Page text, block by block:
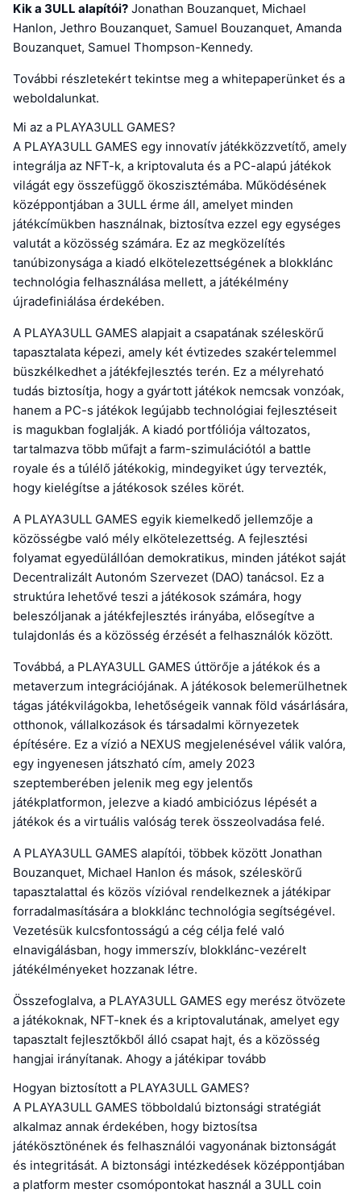
Kik a 3ULL alapítói? Jonathan Bouzanquet, Michael
Hanlon, Jethro Bouzanquet, Samuel Bouzanquet, Amanda
Bouzanquet, Samuel Thompson-Kennedy.
További részletekért tekintse meg a whitepaperünket és a
weboldalunkat.
Mi az a PLAYA3ULL GAMES?
A PLAYA3ULL GAMES egy innovatív játékközzvetítő, amely
integrálja az NFT-k, a kriptovaluta és a PC-alapú játékok
világát egy összefüggő ökoszisztémába. Működésének
középpontjában a 3ULL érme áll, amelyet minden
játékcímükben használnak, biztosítva ezzel egy egységes
valutát a közösség számára. Ez az megközelítés
tanúbizonysága a kiadó elkötelezettségének a blokklánc
technológia felhasználása mellett, a játékélmény
újradefiniálása érdekében.
A PLAYA3ULL GAMES alapjait a csapatának széleskörű
tapasztalata képezi, amely két évtizedes szakértelemmel
büszkélkedhet a játékfejlesztés terén. Ez a mélyreható
tudás biztosítja, hogy a gyártott játékok nemcsak vonzóak,
hanem a PC-s játékok legújabb technológiai fejlesztéseit
is magukban foglalják. A kiadó portfóliója változatos,
tartalmazva több műfajt a farm-szimulációtól a battle
royale és a túlélő játékokig, mindegyiket úgy tervezték,
hogy kielégítse a játékosok széles körét.
A PLAYA3ULL GAMES egyik kiemelkedő jellemzője a
közösségbe való mély elkötelezettség. A fejlesztési
folyamat egyedülállóan demokratikus, minden játékot saját
Decentralizált Autonóm Szervezet (DAO) tanácsol. Ez a
struktúra lehetővé teszi a játékosok számára, hogy
beleszóljanak a játékfejlesztés irányába, elősegítve a
tulajdonlás és a közösség érzését a felhasználók között.
Továbbá, a PLAYA3ULL GAMES úttörője a játékok és a
metaverzum integrációjának. A játékosok belemerülhetnek
tágas játékvilágokba, lehetőségeik vannak föld vásárlására,
otthonok, vállalkozások és társadalmi környezetek
építésére. Ez a vízió a NEXUS megjelenésével válik valóra,
egy ingyenesen játszható cím, amely 2023
szeptemberében jelenik meg egy jelentős
játékplatformon, jelezve a kiadó ambiciózus lépését a
játékok és a virtuális valóság terek összeolvadása felé.
A PLAYA3ULL GAMES alapítói, többek között Jonathan
Bouzanquet, Michael Hanlon és mások, széleskörű
tapasztalattal és közös vízióval rendelkeznek a játékipar
forradalmasítására a blokklánc technológia segítségével.
Vezetésük kulcsfontosságú a cég célja felé való
elnavigálásban, hogy immerszív, blokklánc-vezérelt
játékélményeket hozzanak létre.
Összefoglalva, a PLAYA3ULL GAMES egy merész ötvözete
a játékoknak, NFT-knek és a kriptovalutának, amelyet egy
tapasztalt fejlesztőkből álló csapat hajt, és a közösség
hangjai irányítanak. Ahogy a játékipar tovább
Hogyan biztosított a PLAYA3ULL GAMES?
A PLAYA3ULL GAMES többoldalú biztonsági stratégiát
alkalmaz annak érdekében, hogy biztosítsa
játékösztönének és felhasználói vagyonának biztonságát
és integritását. A biztonsági intézkedések középpontjában
a platform mester csomópontokat használ a 3ULL coin